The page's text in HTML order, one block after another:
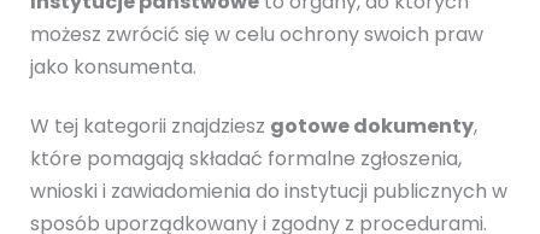
możesz zwrócić się w celu ochrony swoich praw
jako konsumenta.
W tej kategorii znajdziesz gotowe dokumenty,
które pomagają składać formalne zgłoszenia,
wnioski i zawiadomienia do instytucji publicznych w
sposób uporządkowany i zgodny z procedurami.